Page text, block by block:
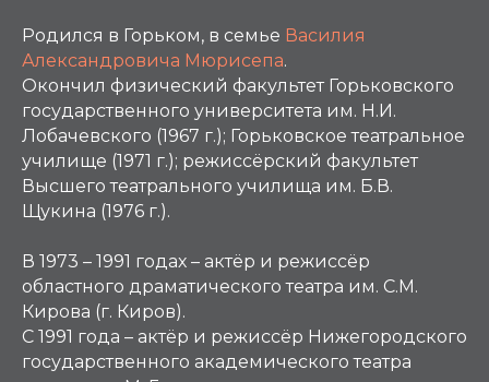
Родился в Горьком, в семье Василия
Александровича Мюрисепа.
Окончил физический факультет Горьковского
государственного университета им. Н.И.
Лобачевского (1967 г.); Горьковское театральное
училище (1971 г.); режиссёрский факультет
Высшего театрального училища им. Б.В.
Щукина (1976 г.).
В 1973 – 1991 годах – актёр и режиссёр
областного драматического театра им. С.М.
Кирова (г. Киров).
С 1991 года – актёр и режиссёр Нижегородского
государственного академического театра